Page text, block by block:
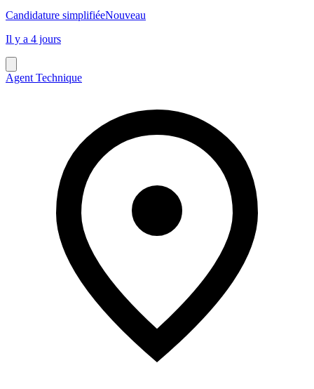
Candidature simplifiéeNouveau
Il y a 4 jours
Agent Technique